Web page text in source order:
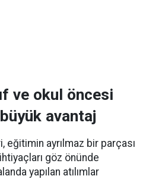
ve okul öncesi
avantaj
ayrılmaz bir parçası
göz önünde
yapılan atılımlar